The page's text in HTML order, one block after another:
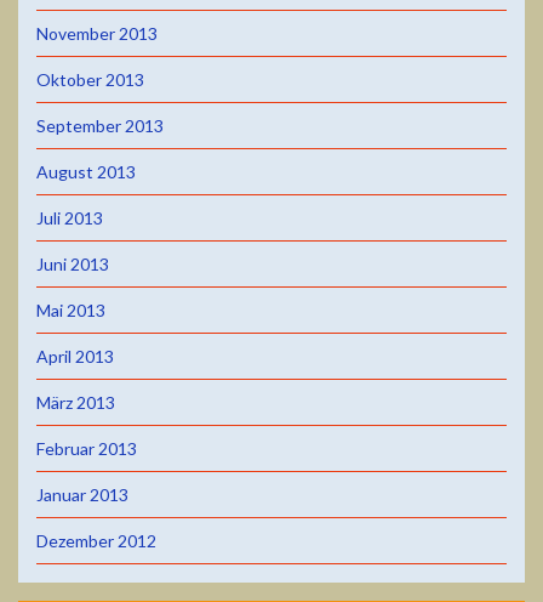
November 2013
Oktober 2013
September 2013
August 2013
Juli 2013
Juni 2013
Mai 2013
April 2013
März 2013
Februar 2013
Januar 2013
Dezember 2012